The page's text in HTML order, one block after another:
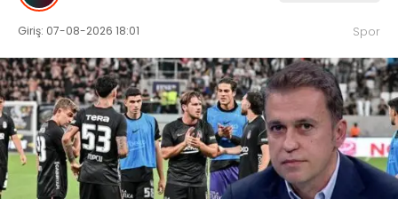
Giriş: 07-08-2026 18:01 Spor